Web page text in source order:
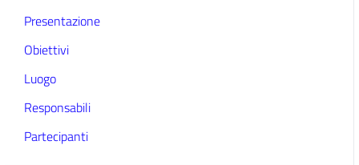
Presentazione
Obiettivi
Luogo
Responsabili
Partecipanti